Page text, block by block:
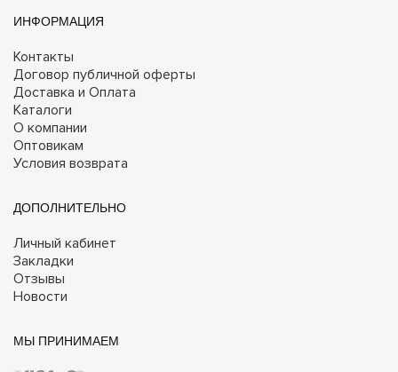
ИНФОРМАЦИЯ
Контакты
Договор публичной оферты
Доставка и Оплата
Каталоги
О компании
Оптовикам
Условия возврата
ДОПОЛНИТЕЛЬНО
Личный кабинет
Закладки
Отзывы
Новости
МЫ ПРИНИМАЕМ